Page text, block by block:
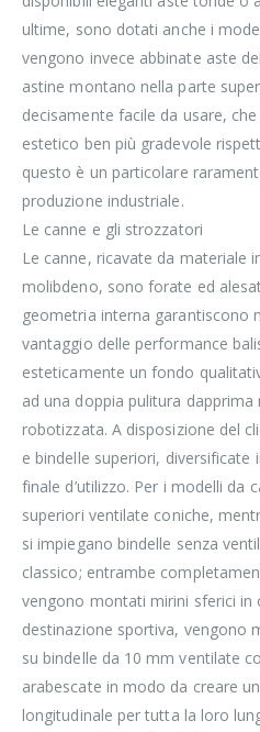
ultime, sono dotati anche i
vengono invece abbinate aste
astine montano nella parte
decisamente facile da usare,
estetico ben più gradevole
questo è un particolare
produzione industriale.
Le canne e gli strozzatori
Le canne, ricavate da materiale
molibdeno, sono forate ed
geometria interna garantiscono
vantaggio delle performance
esteticamente un fondo
ad una doppia pulitura
robotizzata. A disposizione del
e bindelle superiori, diversificate
finale d’utilizzo. Per i modelli da
superiori ventilate coniche,
si impiegano bindelle senza
classico; entrambe
vengono montati mirini sferici in
destinazione sportiva, vengono
su bindelle da 10 mm ventilate
arabescate in modo da creare
longitudinale per tutta la loro